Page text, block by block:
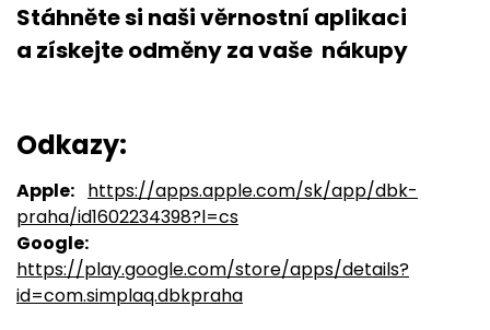
Stáhněte si naši věrnostní aplikaci
a získejteodměny za vaše nákupy
Odkazy:
Apple: https://apps.apple.com/sk/app/dbk-
praha/id1602234398?l=cs
Google:
https://play.google.com/store/apps/details?
id=com.simplaq.dbkpraha